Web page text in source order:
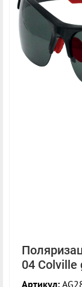
04 Colville
Артикул: